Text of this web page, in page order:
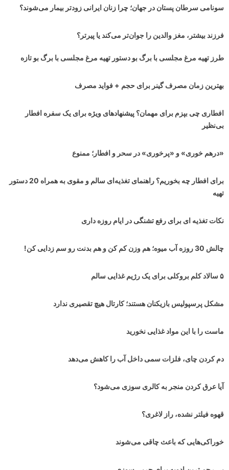
سونامی سرطان پستان در جهان‌؛ چرا زنان ایرانی زودتر بیمار می‌شوند؟
فرزند بیشتر، مغز والدین را جوان‌تر می‌کند یا پیرتر؟
طرز تهیه مرغ مجلسی با برگ بو دستور تهیه مرغ مجلسی با برگ بو تازه
بهترین زمان مصرف گینر برای حجم + فواید مصرف
افطاری چی بپزم برای مهمان؟ پیشنهادهای ویژه برای یک سفره افطار
بی‌نظیر
«درهم خوری» و «پرخوری» در سحر و افطار؛ ممنوع
برای افطار چه بخوریم؟ راهنمای تغذیه‌ای سالم و مقوی به همراه 20 دستور
تهیه
نکات تغذیه ای برای رفع تشنگی در ایام روزه داری
چالش 30 روزه آب میوه؛ هم وزن کم کن و هم بدنت رو سم زدایی کن!
۵ سالاد کلم بروکلی برای یک رژیم غذایی سالم
مشکل پرسپولیس بازیکنان هستند؛ کارتال هیچ تقصیری ندارد
ماست را با این مواد غذایی نخورید
دم کردن چای، فلزات سمی داخل آب را کاهش می‌دهد
آیا عرق کردن منجر به کالری سوزی می‌شود؟
قهوه فیلتر نشده، راز لاغری؟
خوراکی‌هایی که باعث چاقی می‌شوند